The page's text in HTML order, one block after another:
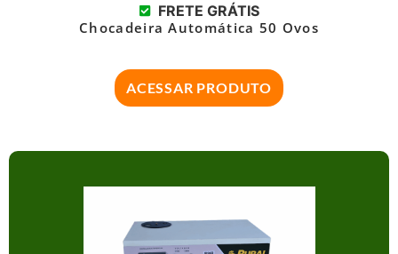
FRETE GRÁTIS
Chocadeira Automática 50 Ovos
ACESSAR PRODUTO